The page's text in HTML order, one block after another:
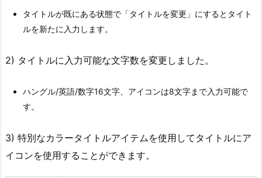
タイトルが既にある状態で「タイトルを変更」にするとタイト
ルを新たに入力します。
2) タイトルに入力可能な文字数を変更しました。
ハングル/英語/数字16文字、アイコンは8文字まで入力可能で
す。
3) 特別なカラータイトルアイテムを使用してタイトルにア
イコンを使用することができます。